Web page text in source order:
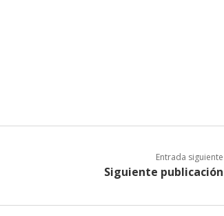
Entrada siguiente
Siguiente publicación